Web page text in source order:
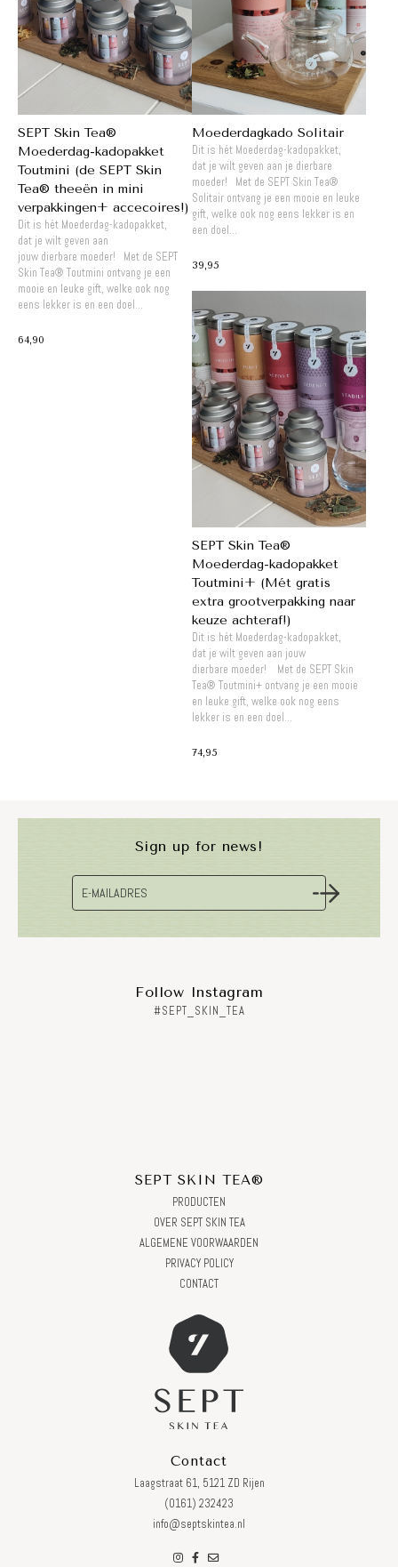
SEPT Skin Tea®
Moederdag-kadopakket
Toutmini (de SEPT Skin
Tea® theeën in mini
verpakkingen+ accecoires!)
Dit is hét Moederdag-kadopakket,
dat je wilt geven aan
jouw dierbare moeder! Met de SEPT
Skin Tea® Toutmini ontvang je een
mooie en leuke gift, welke ook nog
eens lekker is en een doel...
64,90
Moederdagkado Solitair
Dit is hét Moederdag-kadopakket,
dat je wilt geven aan je dierbare
moeder! Met de SEPT Skin Tea®
Solitair ontvang je een mooie en leuke
gift, welke ook nog eens lekker is en
een doel...
39,95
SEPT Skin Tea®
Moederdag-kadopakket
Toutmini+ (Mét gratis
extra grootverpakking naar
keuze achteraf!)
Dit is hét Moederdag-kadopakket,
dat je wilt geven aan jouw
dierbare moeder! Met de SEPT Skin
Tea® Toutmini+ ontvang je een mooie
en leuke gift, welke ook nog eens
lekker is en een doel...
74,95
Sign up for news!
Follow Instagram
#SEPT_SKIN_TEA
SEPT SKIN TEA®
PRODUCTEN
OVER SEPT SKIN TEA
ALGEMENE VOORWAARDEN
PRIVACY POLICY
CONTACT
Contact
Laagstraat 61, 5121 ZD Rijen
(0161) 232423
info@septskintea.nl